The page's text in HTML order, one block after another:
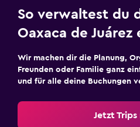
So verwaltest du
Oaxaca de Juárez
Wir machen dir die Planung,
Freunden oder Familie ganz
und für alle deine Buchungen
Jetzt Trips